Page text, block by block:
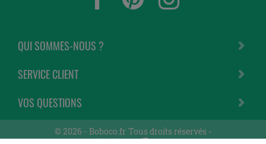
QUI SOMMES-NOUS ?
SERVICE CLIENT
VOS QUESTIONS
© 2026 - Boboco.fr Tous droits réservés -